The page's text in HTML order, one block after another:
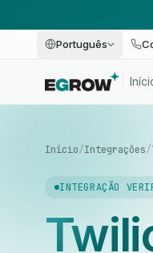
Português
Início/Integrações/
INTEGRAÇÃO